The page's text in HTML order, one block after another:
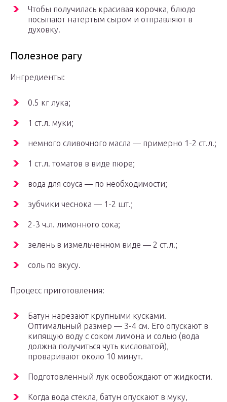
Чтобы получилась красивая корочка, блюдо
посыпают натертым сыром и отправляют в
духовку.
Полезное рагу
Ингредиенты:
0.5 кг лука;
1 ст.л. муки;
немного сливочного масла — примерно 1-2 ст.л.;
1 ст.л. томатов в виде пюре;
вода для соуса — по необходимости;
зубчики чеснока — 1-2 шт.;
2-3 ч.л. лимонного сока;
зелень в измельченном виде — 2 ст.л.;
соль по вкусу.
Процесс приготовления:
Батун нарезают крупными кусками.
Оптимальный размер — 3-4 см. Его опускают в
кипящую воду с соком лимона и солью (вода
должна получиться чуть кисловатой),
проваривают около 10 минут.
Подготовленный лук освобождают от жидкости.
Когда вода стекла, батун опускают в муку,